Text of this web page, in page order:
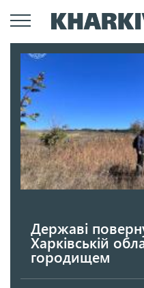
Державі
Харківській
городищем